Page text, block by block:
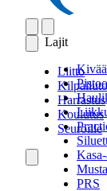
Lajit
PRS
Liitto
Harrastus
Koulutus
Seuroille